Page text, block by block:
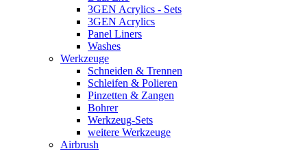
3GEN Acrylics - Sets
3GEN Acrylics
Panel Liners
Washes
Werkzeuge
Schneiden & Trennen
Schleifen & Polieren
Pinzetten & Zangen
Bohrer
Werkzeug-Sets
weitere Werkzeuge
Airbrush